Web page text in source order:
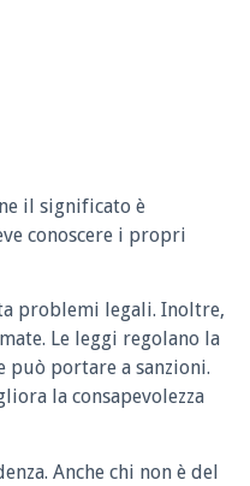
il significato è
conoscere i propri
problemi legali. Inoltre,
Le leggi regolano la
portare a sanzioni.
la consapevolezza
Anche chi non è del